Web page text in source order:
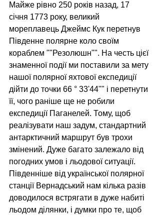
Майже рівно 250 років назад, 17
січня 1773 року, великий
мореплавець Джеймс Кук перетнув
Південне полярне коло своїм
кораблем ""Резолюшн"". На честь цієї
знаменної події ми поставили за мету
нашої полярної яхтової експедиції
дійти до точки 66 ° 33'44"" і перетнути
її, чого раніше ще не робили
експедиції Паганелей. Тому, щоб
реалізувати наш задум, стандартний
антарктичний маршрут був трохи
змінений. Дуже багато залежало від
погодних умов і льодової ситуації.
Південніше від української полярної
станції Вернадський нам кілька разів
доводилося встрягати в дуже набиті
льодом ділянки, і думки про те, щоб